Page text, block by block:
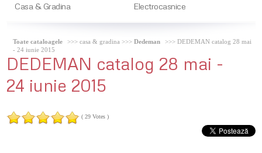
Casa & Gradina
Electrocasnice
Toate cataloagele >>> casa & gradina >>>Dedeman
>>> DEDEMAN catalog 28 mai
- 24 iunie 2015
DEDEMAN catalog 28 mai -
24 iunie 2015
( 29 Votes )